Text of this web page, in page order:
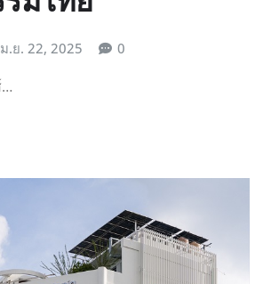
ม.ย. 22, 2025 0